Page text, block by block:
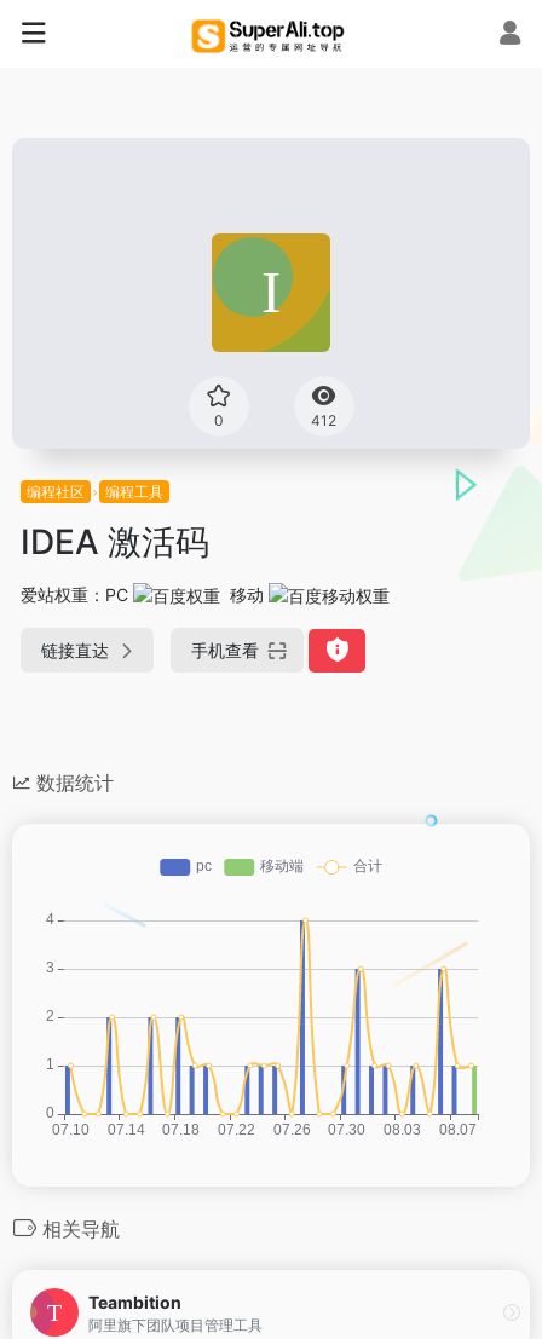
0 412
编程社区 编程工具
IDEA 激活码
爱站权重： PC 移动
链接直达 手机查看
数据统计
相关导航
Teambition
阿里旗下团队项目管理工具